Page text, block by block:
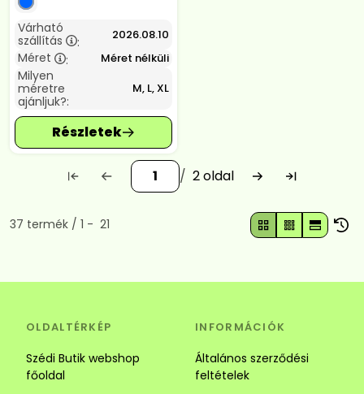
Várható
szállítás
: 2026.08.10
Méret : Méret nélküli
Milyen
méretre
ajánljuk?:
M, L, XL
2
Összes termék a kategóriában
37 termék 1 21
OLDALTÉRKÉP
Szédi Butik webshop
főoldal
INFORMÁCIÓK
Általános szerződési
feltételek